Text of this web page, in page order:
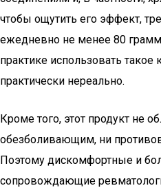
чтобы ощутить его эффект,
ежедневно не менее 80
практике использовать такое
практически нереально.
Кроме того, этот продукт не
обезболивающим, ни
Поэтому дискомфортные и
сопровождающие